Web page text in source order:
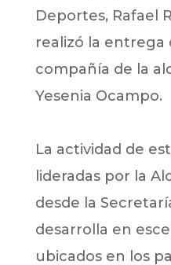
Deportes, Rafael
realizó la entrega
compañía de la
Yesenia Ocampo.
La actividad de
lideradas por la
desde la
desarrolla en
ubicados en los